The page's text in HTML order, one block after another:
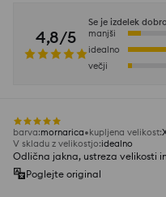
4,8/5
Se je izdelek
manjši
idealno
večji
barva:mornarica kupljena velikost:
V skladu z velikostjo:idealno
Odlična jakna, ustreza velikosti
Poglejte original